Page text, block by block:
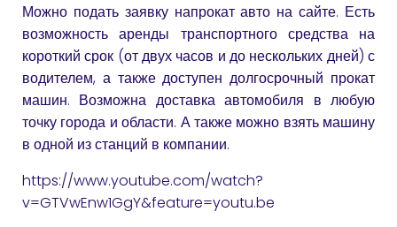
Можно подать заявку напрокат авто на сайте. Есть
возможность аренды транспортного средства на
короткий срок (от двух часов и до нескольких дней) с
водителем, а также доступен долгосрочный прокат
машин. Возможна доставка автомобиля в любую
точку города и области. А также можно взять машину
в одной из станций в компании.
https://www.youtube.com/watch?
v=GTVwEnw1GgY&feature=youtu.be